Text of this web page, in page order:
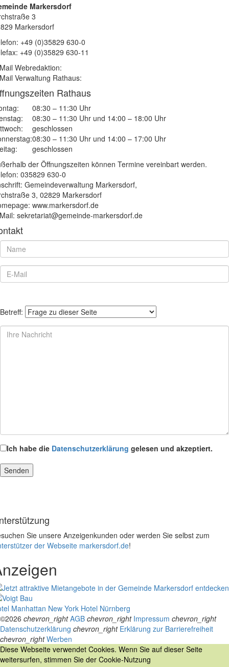
Markersdorf
3
Markersdorf
+49 (0)35829 630-0
+49 (0)35829 630-11
Webredaktion:
Verwaltung Rathaus:
Rathaus
08:30 – 11:30 Uhr
08:30 – 11:30 Uhr und 14:00 – 18:00 Uhr
geschlossen
08:30 – 11:30 Uhr und 14:00 – 17:00 Uhr
geschlossen
der Öffnungszeiten können Termine vereinbart werden.
035829 630-0
Gemeindeverwaltung Markersdorf,
3, 02829 Markersdorf
www.markersdorf.de
sekretariat@gemeinde-markersdorf.de
Betreff:
Ich habe die Datenschutzerklärung gelesen und akzeptiert.
Sie unsere Anzeigenkunden oder werden Sie selbst zum
der Webseite markersdorf.de!
Manhattan New York Hotel Nürnberg
©2026 chevron_right AGB chevron_right Impressum chevron_right
Datenschutzerklärung chevron_right Erklärung zur Barrierefreiheit
chevron_right Werben
Diese Webseite verwendet Cookies. Wenn Sie auf dieser Seite
weitersurfen, stimmen Sie der Cookie-Nutzung